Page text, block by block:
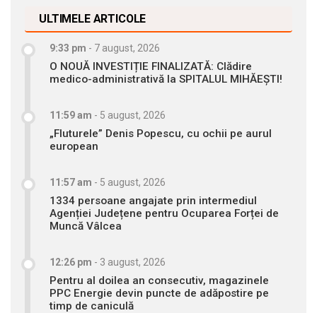
ULTIMELE ARTICOLE
9:33 pm - 7 august, 2026
O NOUĂ INVESTIȚIE FINALIZATĂ: Clădire
medico-administrativă la SPITALUL MIHĂEȘTI!
11:59 am - 5 august, 2026
„Fluturele” Denis Popescu, cu ochii pe aurul
european
11:57 am - 5 august, 2026
1334 persoane angajate prin intermediul
Agenției Județene pentru Ocuparea Forței de
Muncă Vâlcea
12:26 pm - 3 august, 2026
Pentru al doilea an consecutiv, magazinele
PPC Energie devin puncte de adăpostire pe
timp de caniculă